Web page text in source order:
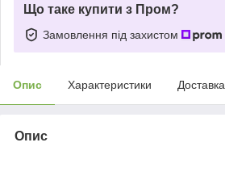
Що таке купити з Пром?
Замовлення під захистом
Опис Характеристики Доставка
Опис